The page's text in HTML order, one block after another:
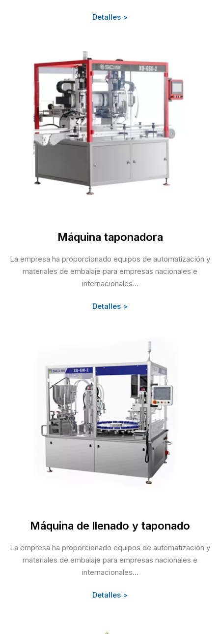
Detalles >
Máquina taponadora
La empresa ha proporcionado equipos de automatización y
materiales de embalaje para empresas nacionales e
internacionales...
Detalles >
Máquina de llenado y taponado
La empresa ha proporcionado equipos de automatización y
materiales de embalaje para empresas nacionales e
internacionales...
Detalles >